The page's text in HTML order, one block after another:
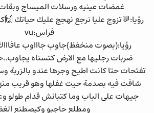
غمضات عينيه ورسلات الميساج وبقات
رؤيا:💬تزوج عليا نرجع نهجج عليك حياتك
فراس:vu
رؤيا:(بصوت منخفظ)جاوب جاااوب عافاااك
ضربات رجليها مع الارض كتسناه
تفتحات حتا كانت اطيح وجرها عندو بالزربة
شافت فيه بصدمة حيت غفلها وهو قريب
جيهات على الباب وما كتبانش قدام طولو
ومطلع حاجبو وكيصطنع